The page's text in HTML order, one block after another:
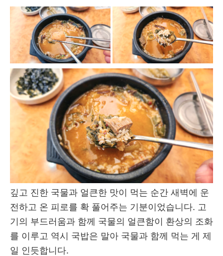
깊고 진한 국물과 얼큰한 맛이 먹는 순간 새벽에 운
전하고 온 피로를 확 풀어주는 기분이었습니다. 고
기의 부드러움과 함께 국물의 얼큰함이 환상의 조화
를 이루고 역시 국밥은 말아 국물과 함께 먹는 게 제
일 인듯합니다.